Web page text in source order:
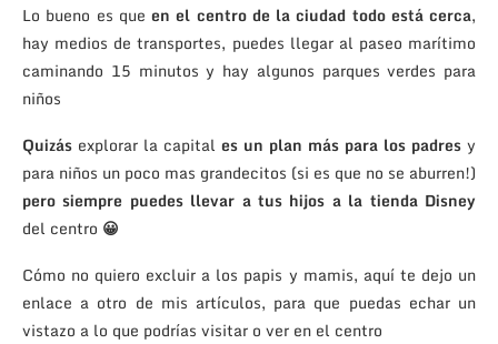
Lo bueno es que en el centro de la ciudad todo está cerca,
hay medios de transportes, puedes llegar al paseo marítimo
caminando 15 minutos y hay algunos parques verdes para
niños
Quizás explorar la capital es un plan más para los padres y
para niños un poco mas grandecitos (si es que no se aburren!)
pero siempre puedes llevar a tus hijos a la tienda Disney
del centro 😀
Cómo no quiero excluir a los papis y mamis, aquí te dejo un
enlace a otro de mis artículos, para que puedas echar un
vistazo a lo que podrías visitar o ver en el centro